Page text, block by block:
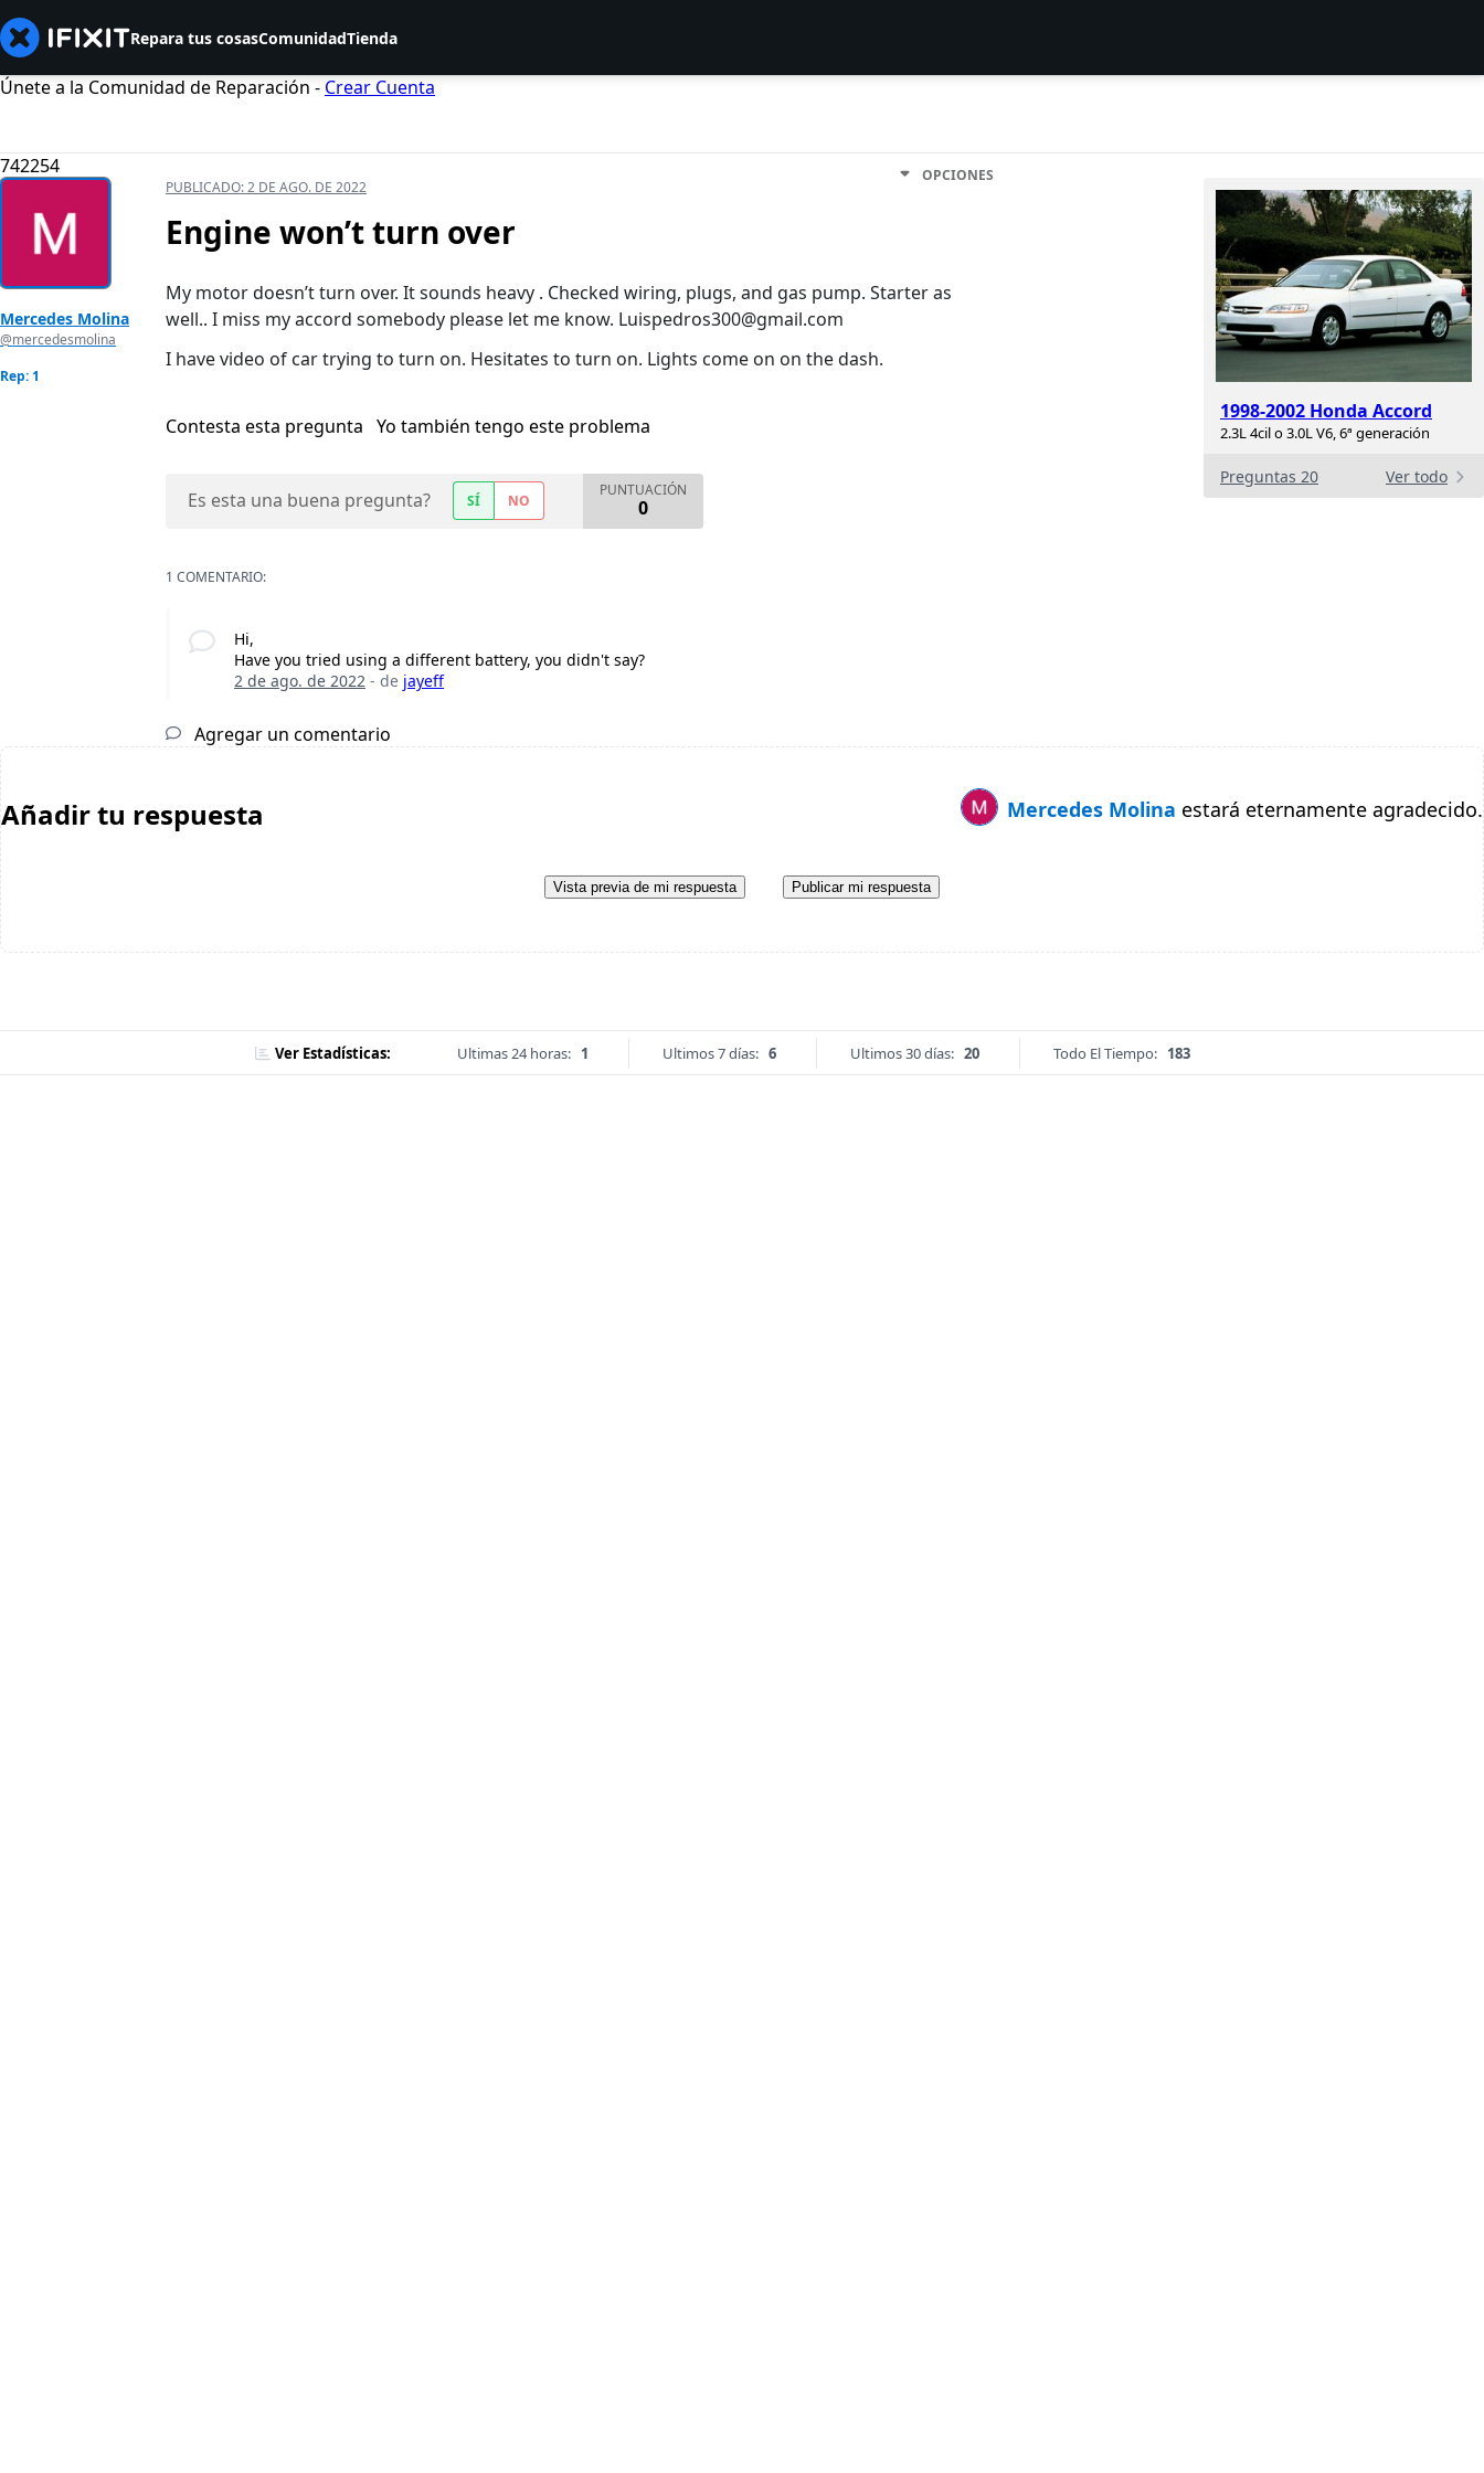
Repara tus cosasComunidadTienda
Únete a la Comunidad de Reparación - Crear Cuenta
742254
1998-2002 Honda Accord
2.3L 4cil o 3.0L V6, 6ª generación
Preguntas 20 Ver todo
Mercedes Molina
@mercedesmolina
Rep: 1
PUBLICADO:2 DE AGO. DE 2022
OPCIONES
Engine won’t turn over
My motor doesn’t turn over. It sounds heavy . Checked wiring, plugs, and gas pump. Starter as
well.. I miss my accord somebody please let me know. Luispedros300@gmail.com
I have video of car trying to turn on. Hesitates to turn on. Lights come on on the dash.
Contesta esta pregunta Yo también tengo este problema
Es esta una buena pregunta? SÍ NO
PUNTUACIÓN
0
1 COMENTARIO:
Hi,
Have you tried using a different battery, you didn't say?
2 de ago. de 2022 - de jayeff
Agregar un comentario
Añadir tu respuesta Mercedes Molina estará eternamente agradecido.
Vista previa de mi respuesta Publicar mi respuesta
Ver Estadísticas: Ultimas 24 horas: 1 Ultimos 7 días: 6 Ultimos 30 días: 20 Todo El Tiempo: 183